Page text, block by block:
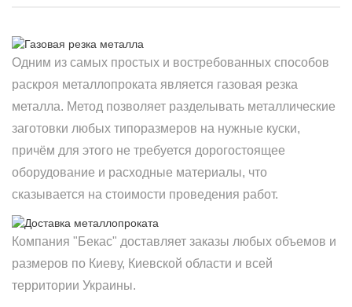
Одним из самых простых и востребованных способов
раскроя металлопроката является газовая резка
металла. Метод позволяет разделывать металлические
заготовки любых типоразмеров на нужные куски,
причём для этого не требуется дорогостоящее
оборудование и расходные материалы, что
сказывается на стоимости проведения работ.
Компания "Бекас" доставляет заказы любых объемов и
размеров по Киеву, Киевской области и всей
территории Украины.